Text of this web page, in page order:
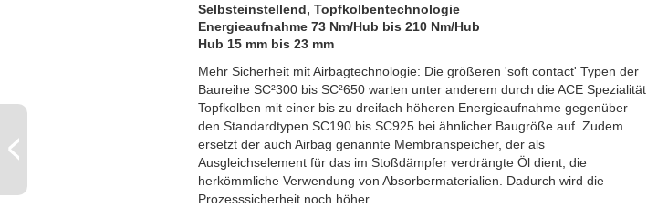
Selbsteinstellend, Topfkolbentechnologie
Energieaufnahme 73 Nm/Hub bis 210 Nm/Hub
Hub 15 mm bis 23 mm
Mehr Sicherheit mit Airbagtechnologie: Die größeren 'soft contact' Typen der
Baureihe SC²300 bis SC²650 warten unter anderem durch die ACE Spezialität
Topfkolben mit einer bis zu dreifach höheren Energieaufnahme gegenüber
den Standardtypen SC190 bis SC925 bei ähnlicher Baugröße auf. Zudem
ersetzt der auch Airbag genannte Membranspeicher, der als
Ausgleichselement für das im Stoßdämpfer verdrängte Öl dient, die
herkömmliche Verwendung von Absorbermaterialien. Dadurch wird die
Prozesssicherheit noch höher.